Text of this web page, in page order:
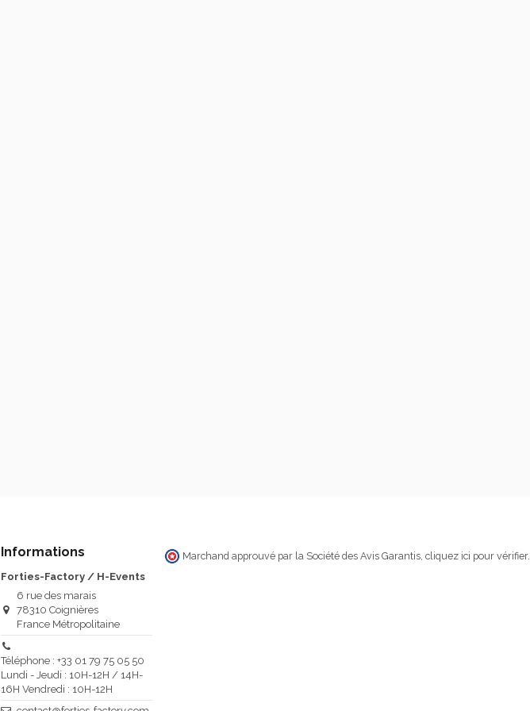
Informations
Forties-Factory / H-Events
6 rue des marais
78310 Coignières
France Métropolitaine
Téléphone : +33 01 79 75 05 50
Lundi - Jeudi : 10H-12H / 14H-
16H Vendredi : 10H-12H
Marchand approuvé par la Société des Avis Garantis, cliquez ici pour vérifier.